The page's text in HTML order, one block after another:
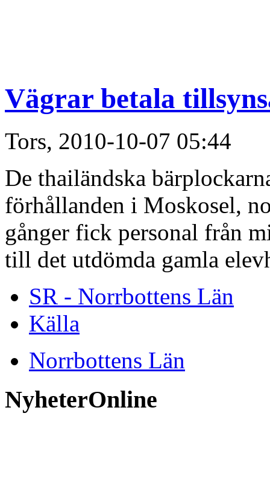
Vägrar betala
Tors, 2010-10-07 05:44
De thailändska
förhållanden i Moskosel,
gånger fick personal från
till det utdömda gamla
SR - Norrbottens Län
Källa
Norrbottens Län
NyheterOnline